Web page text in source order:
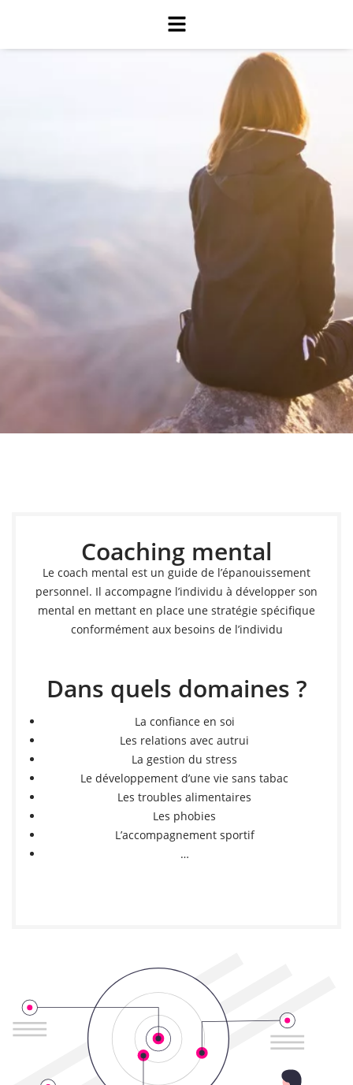
Prendre rendez-vous
Coaching mental
Le coach mental est un guide de l’épanouissement
personnel. Il accompagne l’individu à développer son
mental en mettant en place une stratégie spécifique
conformément aux besoins de l’individu
Dans quels domaines ?
La confiance en soi
Les relations avec autrui
La gestion du stress
Le développement d’une vie sans tabac
Les troubles alimentaires
Les phobies
L’accompagnement sportif
…